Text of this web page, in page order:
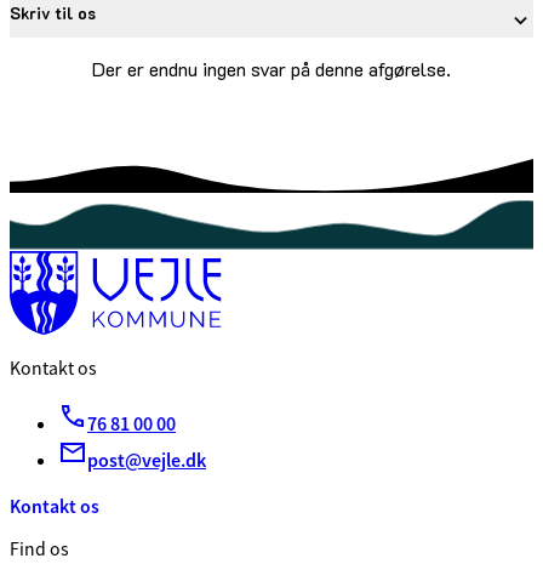
Skriv til os
Der er endnu ingen svar på denne afgørelse.
Kontakt os
76 81 00 00
post@vejle.dk
Kontakt os
Find os